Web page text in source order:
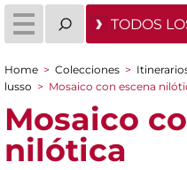
TODOS
You are here
Home > Colecciones >
lusso > Mosaico con escena
Mosaico
nilótica